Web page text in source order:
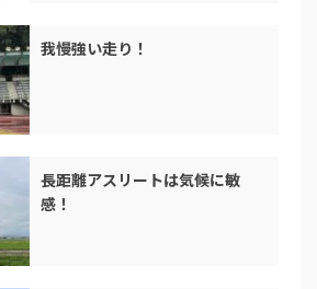
我慢強い走り！
長距離アスリートは気候に敏
感！